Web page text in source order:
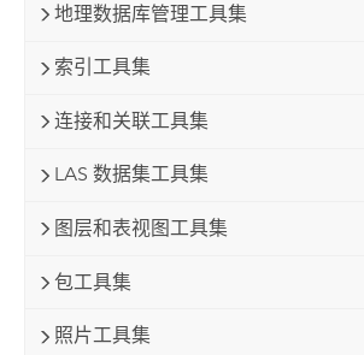
地理数据库管理工具集
索引工具集
连接和关联工具集
LAS 数据集工具集
图层和表视图工具集
包工具集
照片工具集